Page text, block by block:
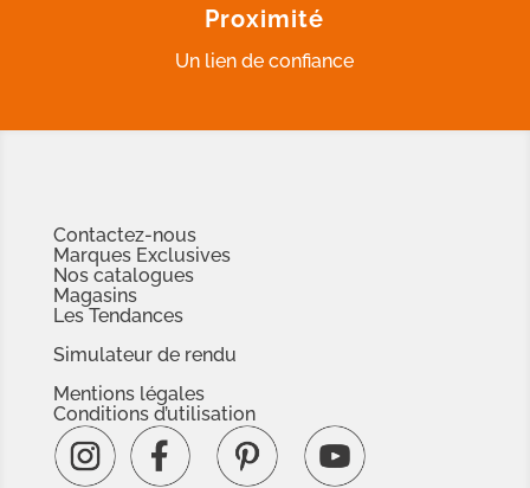
Proximité
Un lien de confiance
Contactez-nous
Marques Exclusives
Nos catalogues
Magasins
Les Tendances
Simulateur de rendu
Mentions légales
Conditions d’utilisation